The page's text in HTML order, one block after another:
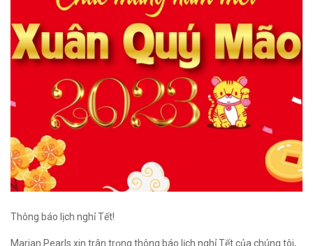
Thông báo lịch nghỉ Tết!
Marian Pearls xin trân trọng thông báo lịch nghỉ Tết của chúng tôi,